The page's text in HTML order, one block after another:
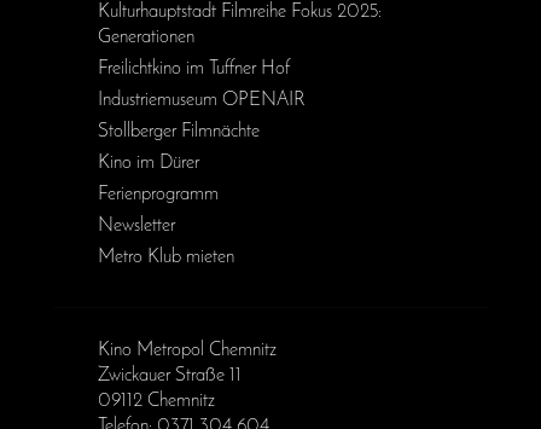
Kulturhauptstadt Filmreihe Fokus 2025:
Generationen
Freilichtkino im Tuffner Hof
Industriemuseum OPENAIR
Stollberger Filmnächte
Kino im Dürer
Ferienprogramm
Newsletter
Metro Klub mieten
Kino Metropol Chemnitz
Zwickauer Straße 11
09112 Chemnitz